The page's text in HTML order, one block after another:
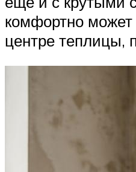
комфортно может
центре теплицы,